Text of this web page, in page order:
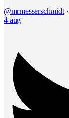
@mrmesserschmidt ·
4 aug